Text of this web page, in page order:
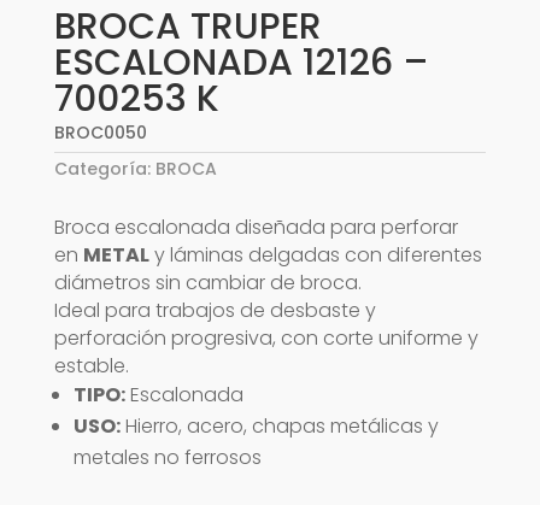
BROCA TRUPER
ESCALONADA 12126 –
700253 K
BROC0050
Categoría: BROCA
Broca escalonada diseñada para perforar
en METALy láminas delgadas con diferentes
diámetros sin cambiar de broca.
Ideal para trabajos de desbaste y
perforación progresiva, con corte uniforme y
estable.
TIPO:Escalonada
USO:Hierro, acero, chapas metálicas y
metales no ferrosos